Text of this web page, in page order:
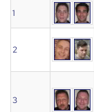
1
2
3